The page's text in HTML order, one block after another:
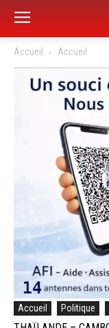
Accueil Accueil
Accueil Politique